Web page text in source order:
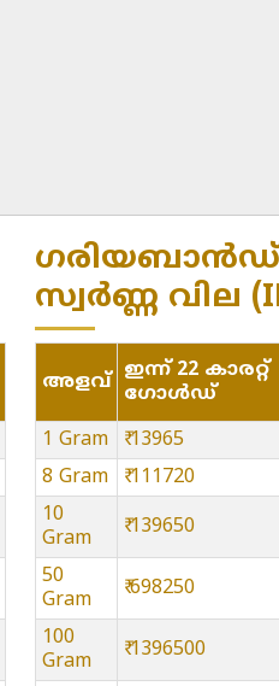
സ്വർണ്ണ വില
അളവ് ഇന്ന് 22 കാരറ്റ്
ഗോൾഡ്
1 Gram
₹ 13965
8 Gram
₹ 111720
10
Gram
₹ 139650
50
Gram
₹ 698250
100
Gram
₹ 1396500